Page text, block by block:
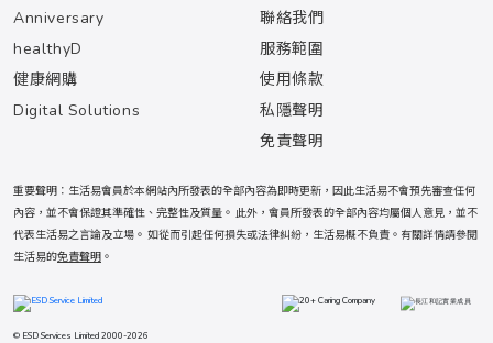
Anniversary
healthyD
健康網購
Digital Solutions
聯絡我們
服務範圍
使用條款
私隱聲明
免責聲明
重要聲明：生活易會員於本網站內所發表的全部內容為即時更新，因此生活易不會預先審查任何
內容，並不會保證其準確性、完整性及質量。 此外，會員所發表的全部內容均屬個人意見，並不
代表生活易之言論及立場。 如從而引起任何損失或法律糾紛，生活易概不負責。有關詳情請參閱
生活易的免責聲明 。
© ESD Services Limited 2000-2026